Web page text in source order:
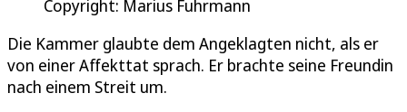
Copyright: Marius Fuhrmann
Die Kammer glaubte dem Angeklagten nicht, als er
von einer Affekttat sprach. Er brachte seine Freundin
nach einem Streit um.